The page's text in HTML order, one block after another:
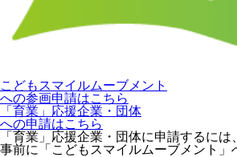
こどもスマイルムーブメント
への参画申請はこちら
「育業」応援企業・団体
への申請はこちら
「育業」応援企業・団体に申請するには、
事前に「こどもスマイルムーブメント」